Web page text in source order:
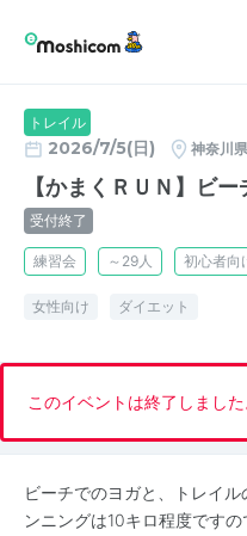
トレイル
2026/7/5(日) 神奈川
【かまくＲＵＮ】ビ
受付終了
練習会 ～29人 初心者向
女性向け ダイエット
このイベントは終了しました
ビーチでのヨガと、トレイ
ンニングは10キロ程度です